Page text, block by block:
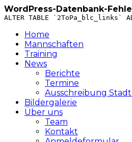
WordPress-Datenbank-
ALTER TABLE `2ToPa_blc_links`
Zum
Inhalt
springen
Home
Mannschaften
Training
News
Berichte
Termine
Ausschreibung
Bildergalerie
Über uns
Team
Kontakt